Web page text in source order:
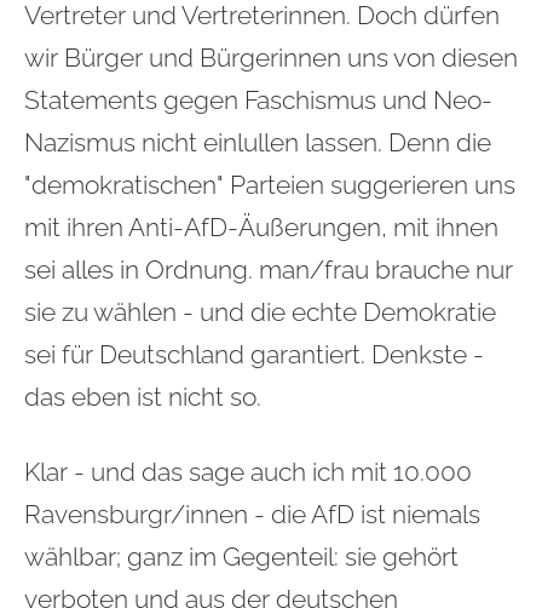
Vertreter und Vertreterinnen. Doch dürfen
wir Bürger und Bürgerinnen uns von diesen
Statements gegen Faschismus und Neo-
Nazismus nicht einlullen lassen. Denn die
"demokratischen" Parteien suggerieren uns
mit ihren Anti-AfD-Äußerungen, mit ihnen
sei alles in Ordnung. man/frau brauche nur
sie zu wählen - und die echte Demokratie
sei für Deutschland garantiert. Denkste -
das eben ist nicht so.
Klar - und das sage auch ich mit 10.000
Ravensburgr/innen - die AfD ist niemals
wählbar; ganz im Gegenteil: sie gehört
verboten und aus der deutschen